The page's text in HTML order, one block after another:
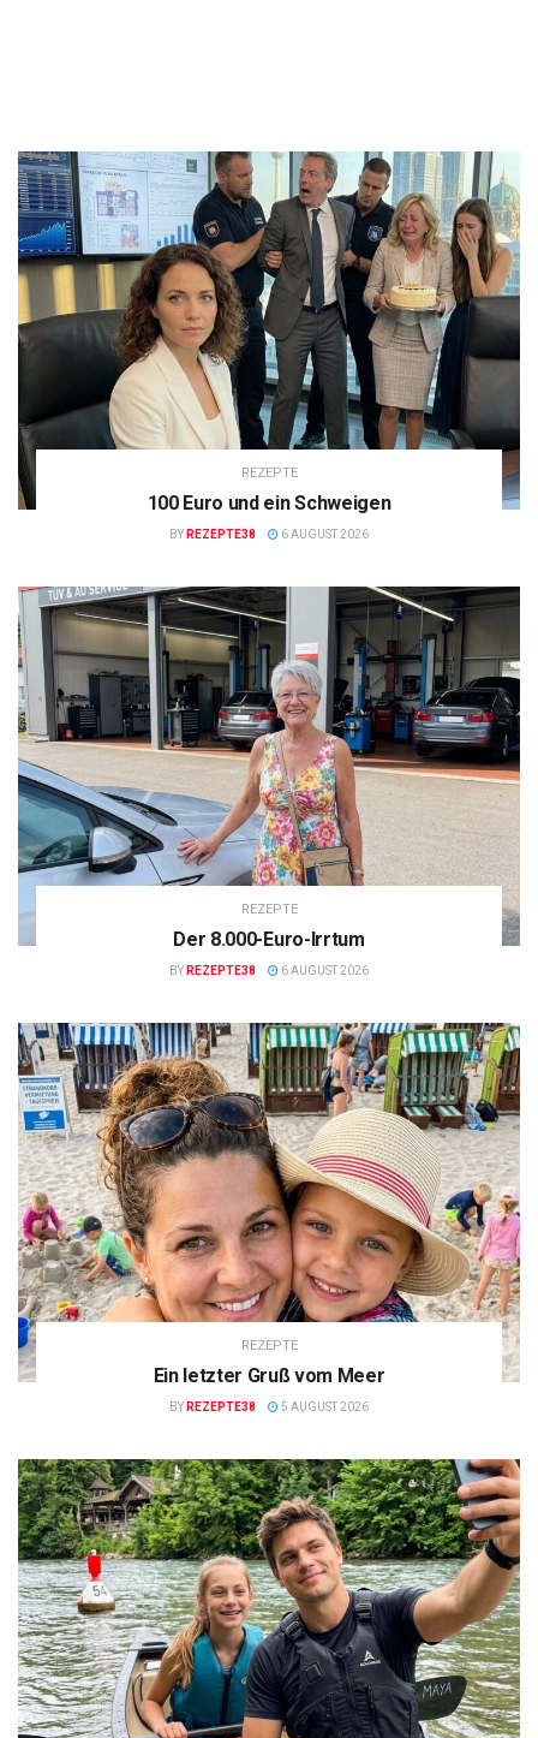
REZEPTE
100 Euro und ein Schweigen
BY REZEPTE38 6 AUGUST 2026
REZEPTE
Der 8.000-Euro-Irrtum
BY REZEPTE38 6 AUGUST 2026
REZEPTE
Ein letzter Gruß vom Meer
BY REZEPTE38 5 AUGUST 2026